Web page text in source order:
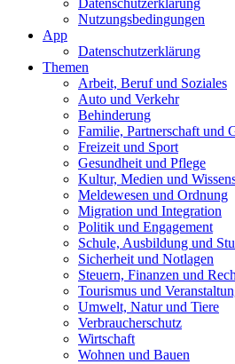
Datenschutz­erklärung
Nutzungs­bedingungen
App
Daten­schutz­erklärung
Themen
Arbeit, Beruf und Soziales
Auto und Verkehr
Behinderung
Familie, Partnerschaft und
Freizeit und Sport
Gesundheit und Pflege
Kultur, Medien und
Meldewesen und Ordnung
Migration und Integration
Politik und Engagement
Schule, Ausbildung und
Sicherheit und Notlagen
Steuern, Finanzen und
Tourismus und
Umwelt, Natur und Tiere
Verbraucher­schutz
Wirtschaft
Wohnen und Bauen